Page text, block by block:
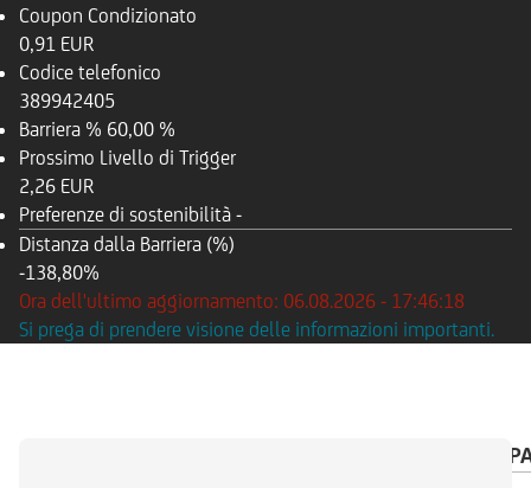
Coupon Condizionato
0,91 EUR
Codice telefonico
389942405
Barriera % 60,00 %
Prossimo Livello di Trigger
2,26 EUR
Preferenze di sostenibilità -
Distanza dalla Barriera (%)
-138,80%
Ora dell'ultimo aggiornamento: 06.08.2026 - 17:46:18
Si prega di prendere visione delle informazioni importanti.
CALENDARIO